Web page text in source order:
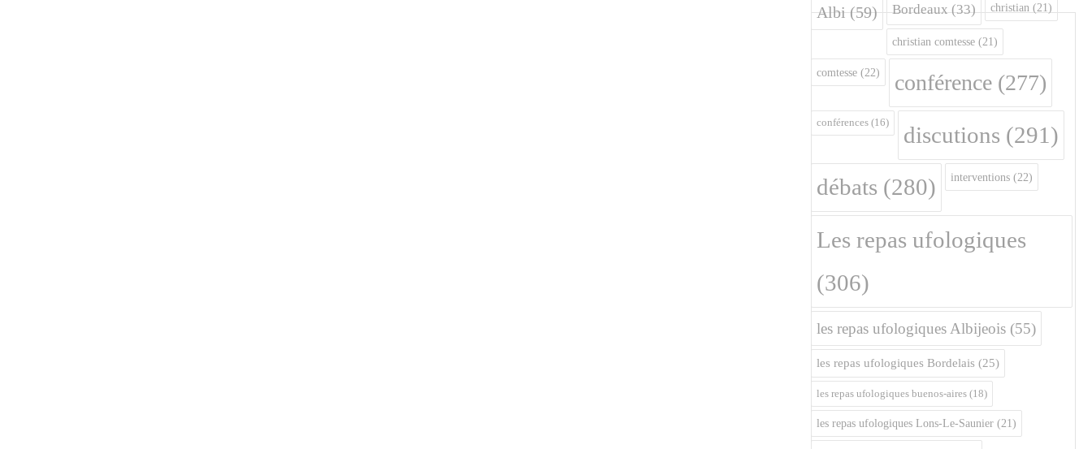
Albi(59) Bordeaux(33) christian (21)
christian comtesse (21)
comtesse (22) conférence (277)
conférences (16) discutions (291)
débats (280) interventions (22)
Les repas ufologiques
(306)
les repas ufologiques Albijeois (55)
les repas ufologiques Bordelais (25)
les repas ufologiques buenos-aires (18)
les repas ufologiques Lons-Le-Saunier (21)